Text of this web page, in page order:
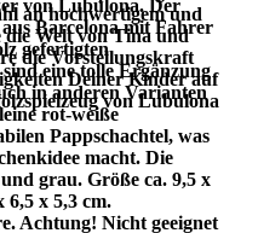
an hochwertigem und
die Welt von Tina und
die Vorstellungskraft
Deiner Kinder auf
von Lubulona
von Lubulona. Der
Barcelona mit Fahrer
gefertigten
eine tolle Ergänzung
in anderen Varianten
rot-weiße
Pappschachtel, was
macht. Die
grau. Größe ca. 9,5 x
6,5 x 5,3 cm.
Achtung! Nicht geeignet